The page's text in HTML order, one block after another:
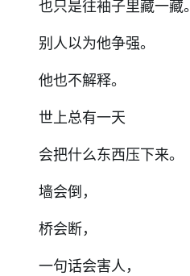
也只是往袖子里藏一藏。
别人以为他争强。
他也不解释。
世上总有一天
会把什么东西压下来。
墙会倒，
桥会断，
一句话会害人，